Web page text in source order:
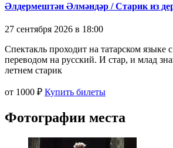
Әлдермештән Әлмәндәр / Старик из
27 сентября 2026 в 18:00
Спектакль проходит на татарском языке
переводом на русский. И стар, и млад
летнем старик
от 1000 ₽ Купить билеты
Фотографии места